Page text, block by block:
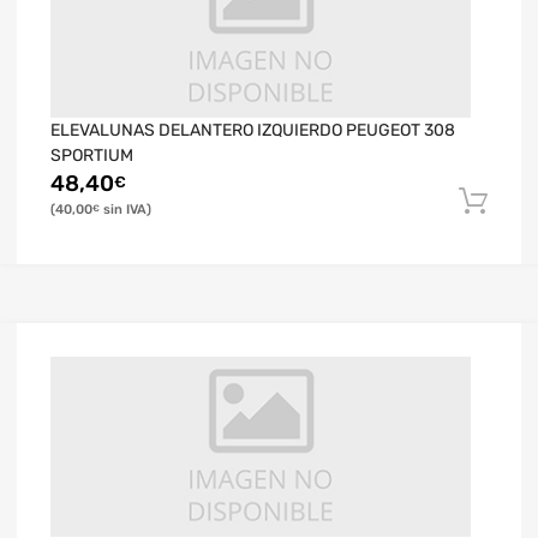
ELEVALUNAS DELANTERO IZQUIERDO PEUGEOT 308
SPORTIUM
48,40€
40,00€